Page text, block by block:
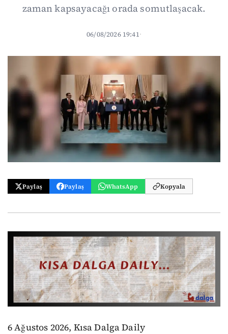
zaman kapsayacağı orada somutlaşacak.
06/08/2026 19:41·
Paylaş Paylaş WhatsApp Kopyala
6 Ağustos 2026, Kısa Dalga Daily